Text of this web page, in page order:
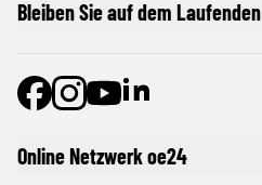
Online Netzwerk oe24
Bleiben Sie auf dem Laufenden